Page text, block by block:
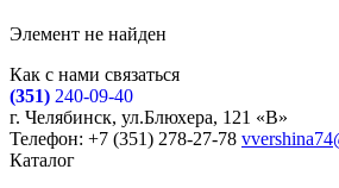
Элемент не найден
Как с нами связаться
(351) 240-09-40
г. Челябинск, ул.Блюхера, 121 «В»
Телефон: +7 (351) 278-27-78
Каталог